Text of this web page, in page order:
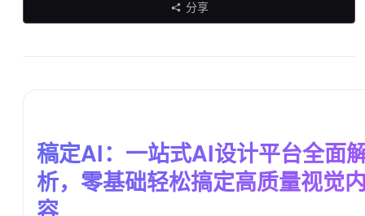
分享
稿定AI：一站式AI设计平台全面
析，零基础轻松搞定高质量视觉
容